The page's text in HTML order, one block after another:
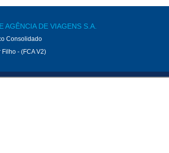
AGÊNCIA DE VIAGENS S.A.
Consolidado
- (FCA V2)